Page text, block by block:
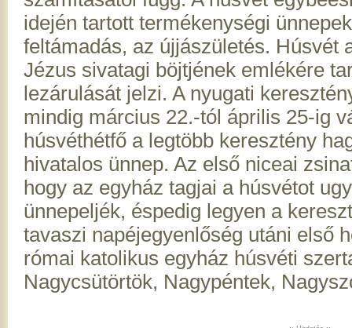
idején tartott termékenységi
feltámadás, az újjászületés. Húsvét
Jézus sivatagi böjtjének emlékére
lezárulását jelzi. A nyugati
mindig március 22.-tól április 25-ig
húsvéthétfő a legtöbb keresztény
hivatalos ünnep. Az első niceai
hogy az egyház tagjai a húsvétot
ünnepeljék, éspedig legyen a
tavaszi napéjegyenlőség utáni első
római katolikus egyház húsvéti
Nagycsütörtök, Nagypéntek,